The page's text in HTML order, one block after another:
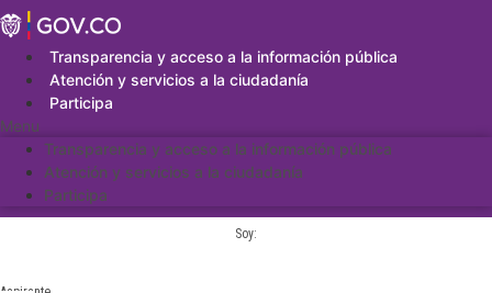
Saltar
al
contenidoTransparencia y acceso a la información pública
Atención y servicios a la ciudadanía
Participa
Menu
Transparencia y acceso a la información pública
Atención y servicios a la ciudadanía
Participa
Soy: